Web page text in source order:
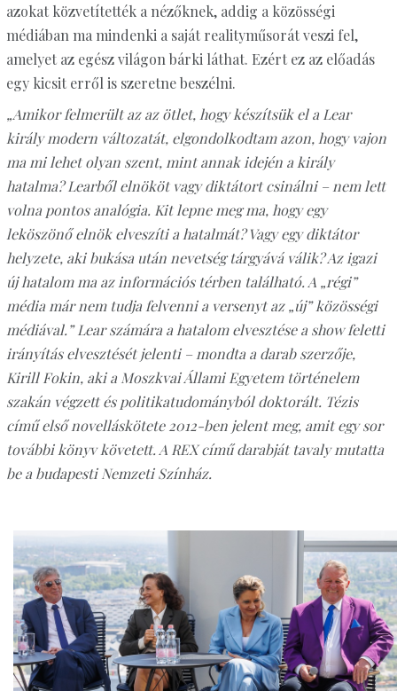
azokat közvetítették a nézőknek, addig a közösségi
médiában ma mindenki a saját realityműsorát veszi fel,
amelyet az egész világon bárki láthat. Ezért ez az előadás
egy kicsit erről is szeretne beszélni.
„Amikor felmerült az az ötlet, hogy készítsük el a Lear
király modern változatát, elgondolkodtam azon, hogy vajon
ma mi lehet olyan szent, mint annak idején a király
hatalma? Learből elnököt vagy diktátort csinálni – nem lett
volna pontos analógia. Kit lepne meg ma, hogy egy
leköszönő elnök elveszíti a hatalmát? Vagy egy diktátor
helyzete, aki bukása után nevetség tárgyává válik? Az igazi
új hatalom ma az információs térben található. A „régi”
média már nem tudja felvenni a versenyt az „új” közösségi
médiával.” Lear számára a hatalom elvesztése a show feletti
irányítás elvesztését jelenti – mondta a darab szerzője,
Kirill Fokin, aki a Moszkvai Állami Egyetem történelem
szakán végzett és politikatudományból doktorált. Tézis
című első novelláskötete 2012-ben jelent meg, amit egy sor
további könyv követett. A REX című darabját tavaly mutatta
be a budapesti Nemzeti Színház.